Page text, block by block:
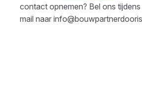
contact opnemen? Bel ons
mail naar